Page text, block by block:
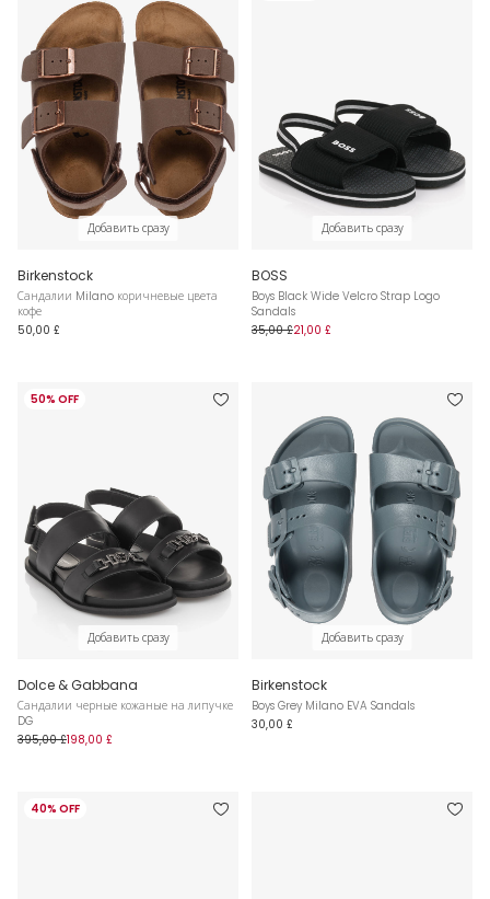
Добавить сразу
Birkenstock
Сандалии Milano коричневые цвета
кофе
50,00 £
Добавить сразу
BOSS
Boys Black Wide Velcro Strap Logo
Sandals
35,00 £21,00 £
50% OFF
Добавить сразу
Dolce & Gabbana
Сандалии черные кожаные на липучке
DG
395,00 £198,00 £
Добавить сразу
Birkenstock
Boys Grey Milano EVA Sandals
30,00 £
40% OFF